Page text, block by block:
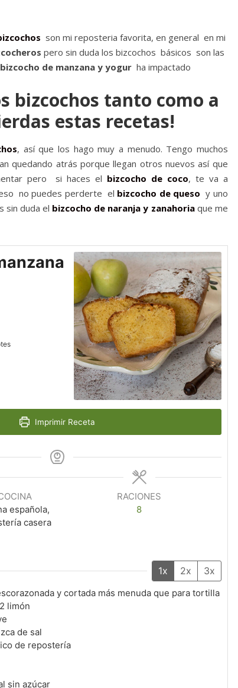
son mi reposteria favorita, en general en mi
pero sin duda los bizcochos básicos son las
bizcocho de manzana y yogur ha impactado
bizcochos tanto como a
estas recetas!
, así que los hago muy a menudo. Tengo muchos
quedando atrás porque llegan otros nuevos así que
pero si haces el bizcocho de coco, te va a
no puedes perderte el bizcocho de queso y uno
sin duda el bizcocho de naranja y zanahoriaque me
Imprimir Receta
española,
casera
RACIONES
8
1x 2x 3x
y cortada más menuda que para tortilla
limón
de sal
de repostería
sin azúcar